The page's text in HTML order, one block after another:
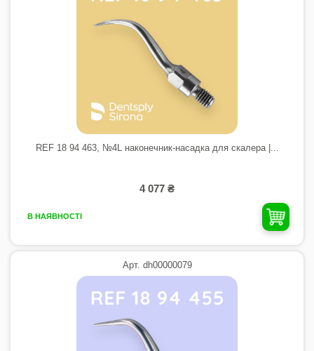
REF 18 94 463, №4L наконечник-насадка для скалера |...
4 077 ₴
В НАЯВНОСТІ
Арт. dh00000079